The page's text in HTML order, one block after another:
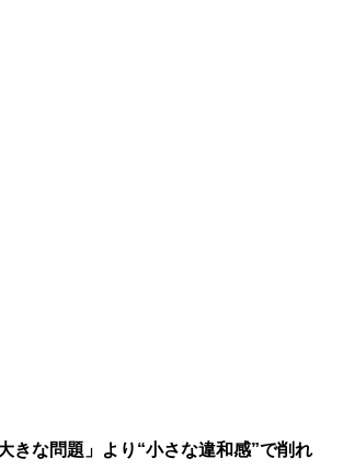
きな問題」より“小さな違和感”で削れ